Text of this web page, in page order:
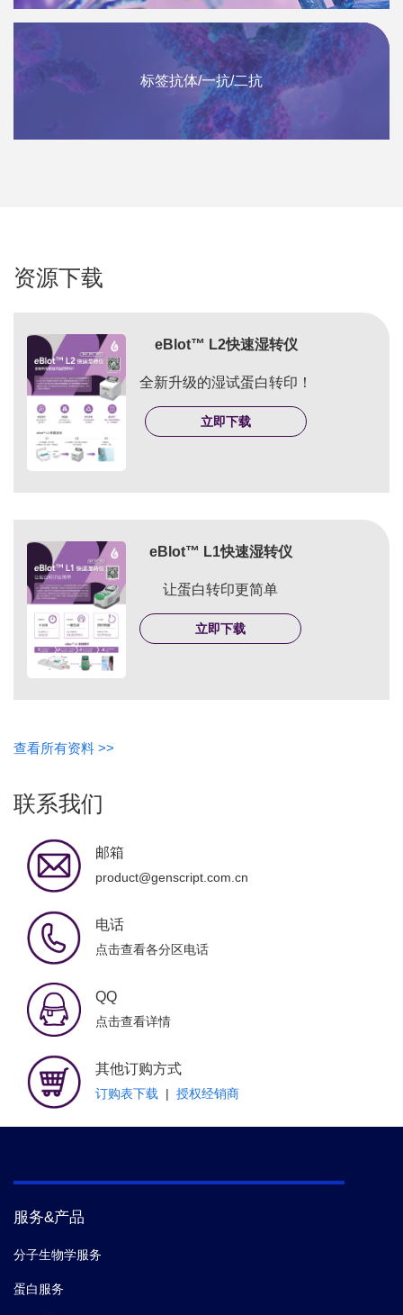
标签抗体/一抗/二抗
资源下载
eBlot™ L2快速湿转仪
全新升级的湿试蛋白转印！
立即下载
eBlot™ L1快速湿转仪
让蛋白转印更简单
立即下载
查看所有资料 >>
联系我们
邮箱
product@genscript.com.cn
电话
点击查看各分区电话
QQ
点击查看详情
其他订购方式
订购表下载 | 授权经销商
服务&产品
分子生物学服务
蛋白服务